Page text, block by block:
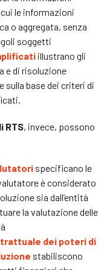
le informazioni
o aggregata, senza
soggetti
illustrano gli
e di risoluzione
sulla base dei criteri di
RTS, invece, possono
specificano le
è considerato
sia dall’entità
la valutazione delle
dei poteri di
stabiliscono